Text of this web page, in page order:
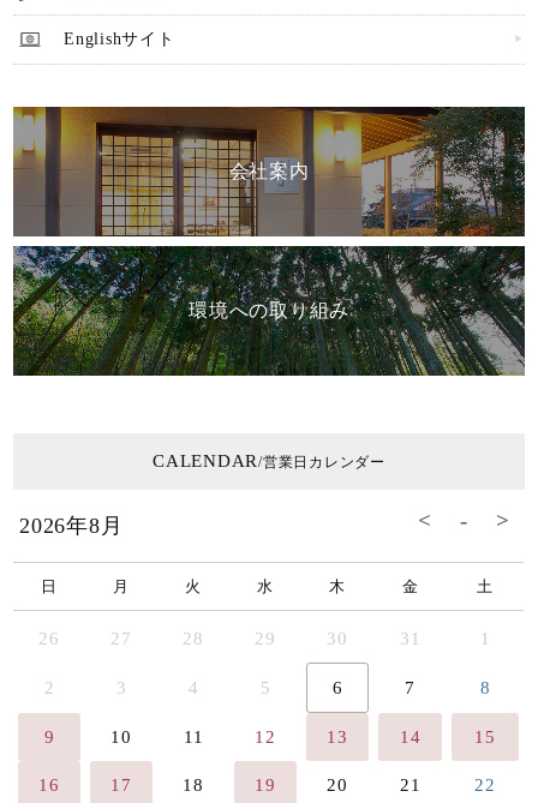
Englishサイト
会社案内
環境への取り組み
CALENDAR/営業日カレンダー
2026年8月
日 月 火 水 木 金 土
26 27 28 29 30 31 1
2 3 4 5 6 7 8
9 10 11 12 13 14 15
16 17 18 19 20 21 22